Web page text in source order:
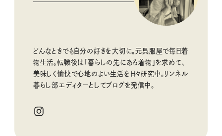
どんなときでも自分の好きを大切に。元呉服屋で毎日着
物生活。転職後は「暮らしの先にある着物」を求めて、
美味しく愉快で心地のよい生活を 日々研究中 。リンネル
暮らし部エディターとしてブログを発信中。